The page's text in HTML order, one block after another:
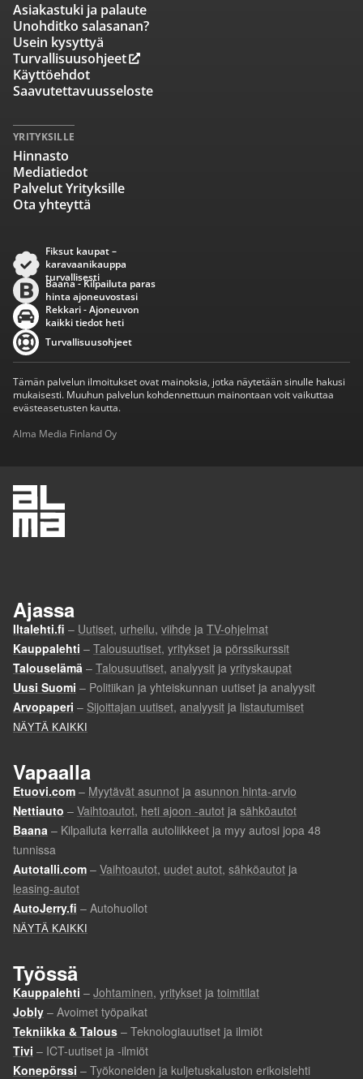
Asiakastuki ja palaute
Unohditko salasanan?
Usein kysyttyä
Turvallisuusohjeet
Käyttöehdot
Saavutettavuusseloste
YRITYKSILLE
Hinnasto
Mediatiedot
Palvelut Yrityksille
Ota yhteyttä
Fiksut kaupat –
karavaanikauppa
turvallisesti
Baana - Kilpailuta paras
hinta ajoneuvostasi
Rekkari - Ajoneuvon
kaikki tiedot heti
Turvallisuusohjeet
Tämän palvelun ilmoitukset ovat mainoksia, jotka näytetään sinulle hakusi
mukaisesti. Muuhun palvelun kohdennettuun mainontaan voit vaikuttaa
evästeasetusten kautta.
Alma Media Finland Oy